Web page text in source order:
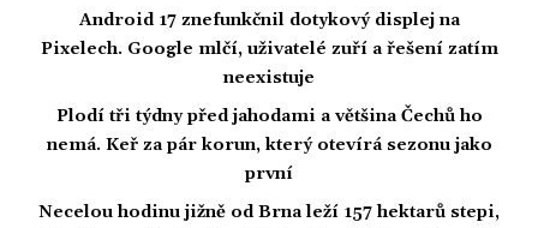
Android 17 znefunkčnil dotykový displej na
Pixelech. Google mlčí, uživatelé zuří a řešení zatím
neexistuje
Plodí tři týdny před jahodami a většina Čechů ho
nemá. Keř za pár korun, který otevírá sezonu jako
první
Necelou hodinu jižně od Brna leží 157 hektarů stepi,